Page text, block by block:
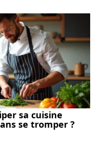
sa cuisine
se tromper ?